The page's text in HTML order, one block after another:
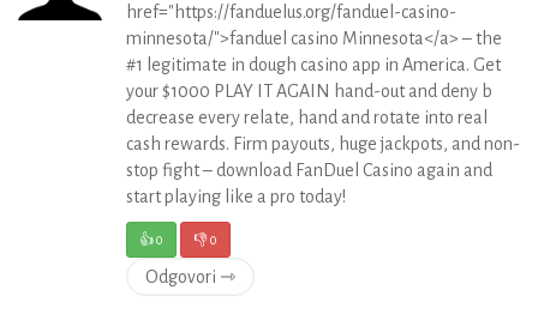
href="https://fanduelus.org/fanduel-casino-
minnesota/">fanduel casino Minnesota</a> – the
#1 legitimate in dough casino app in America. Get
your $1000 PLAY IT AGAIN hand-out and deny b
decrease every relate, hand and rotate into real
cash rewards. Firm payouts, huge jackpots, and non-
stop fight – download FanDuel Casino again and
start playing like a pro today!
👍0 👎0
Odgovori ⇾